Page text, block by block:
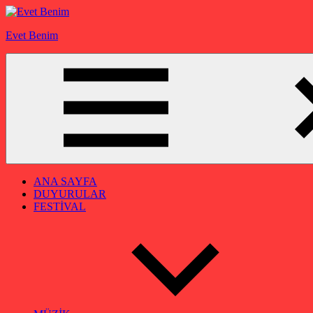
İçeriğe
Evet Benim
ANA SAYFA
DUYURULAR
FESTİVAL